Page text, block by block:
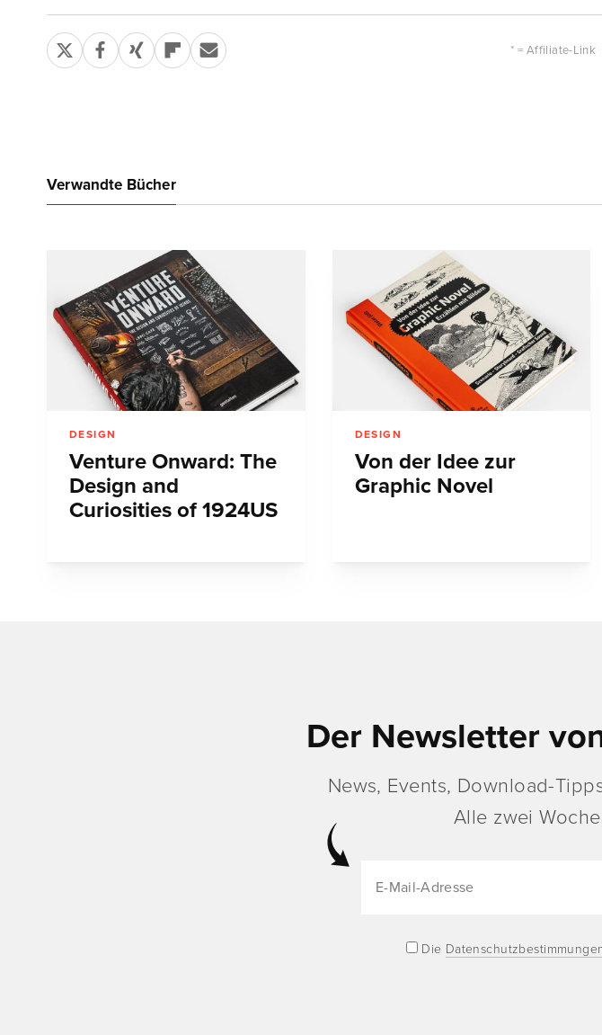
* = Affiliate-Link
Verwandte Bücher
DESIGN
Venture Onward: The
Design and
Curiosities of 1924US
DESIGN
Von der Idee zur
Graphic Novel
Der Newsletter
News, Events, Download-
Alle zwei
Die